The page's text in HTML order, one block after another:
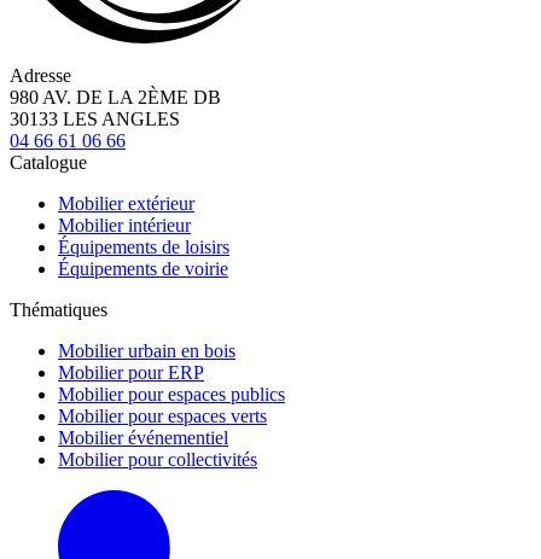
Adresse
980 AV. DE LA 2ÈME DB
30133 LES ANGLES
04 66 61 06 66
Catalogue
Mobilier extérieur
Mobilier intérieur
Équipements de loisirs
Équipements de voirie
Thématiques
Mobilier urbain en bois
Mobilier pour ERP
Mobilier pour espaces publics
Mobilier pour espaces verts
Mobilier événementiel
Mobilier pour collectivités